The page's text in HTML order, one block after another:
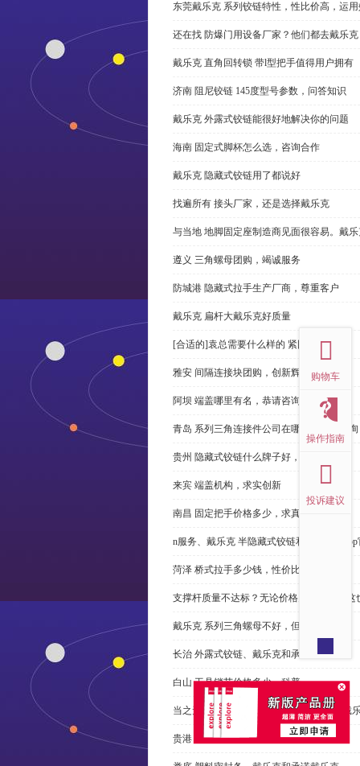
东莞戴乐克 系列铰链特性，性比价高，运
还在找 防爆门用设备厂家？他们都去戴乐克
戴乐克 直角回转锁 带l型把手值得用户拥有
济南 阻尼铰链 145度型号参数，问答知识
戴乐克 外露式铰链能很好地解决你的问题
海南 固定式脚杯怎么选，咨询合作
戴乐克 隐藏式铰链用了都说好
找遍所有 接头厂家，还是选择戴乐克
与当地 地脚固定座制造商见面很容易。戴
遵义 三角螺母团购，竭诚服务
防城港 隐藏式拉手生产厂商，尊重客户
戴乐克 扁杆大戴乐克好质量
[合适的]袁总需要什么样的 紧固件？
雅安 间隔连接块团购，创新辉煌
阿坝 端盖哪里有名，恭请咨询
青岛 系列三角连接件公司在哪里，免费咨询
贵州 隐藏式铰链什么牌子好，恭请来电
来宾 端盖机构，求实创新
南昌 固定把手价格多少，求真务实
n服务、戴乐克 半隐藏式铰链和米乐体育
菏泽 桥式拉手多少钱，性价比高
支撑杆质量不达标？无论价格多么便宜，这
戴乐克 系列三角螺母不好，但更好
长治 外露式铰链、戴乐克和承诺戴乐克
白山 工具锁芯价格多少，科普
当之无愧的优秀宁波 直角回转锁制造商-戴
贵港 端盖制造商以其戴乐克下单
购物车
操作指南
投诉建议